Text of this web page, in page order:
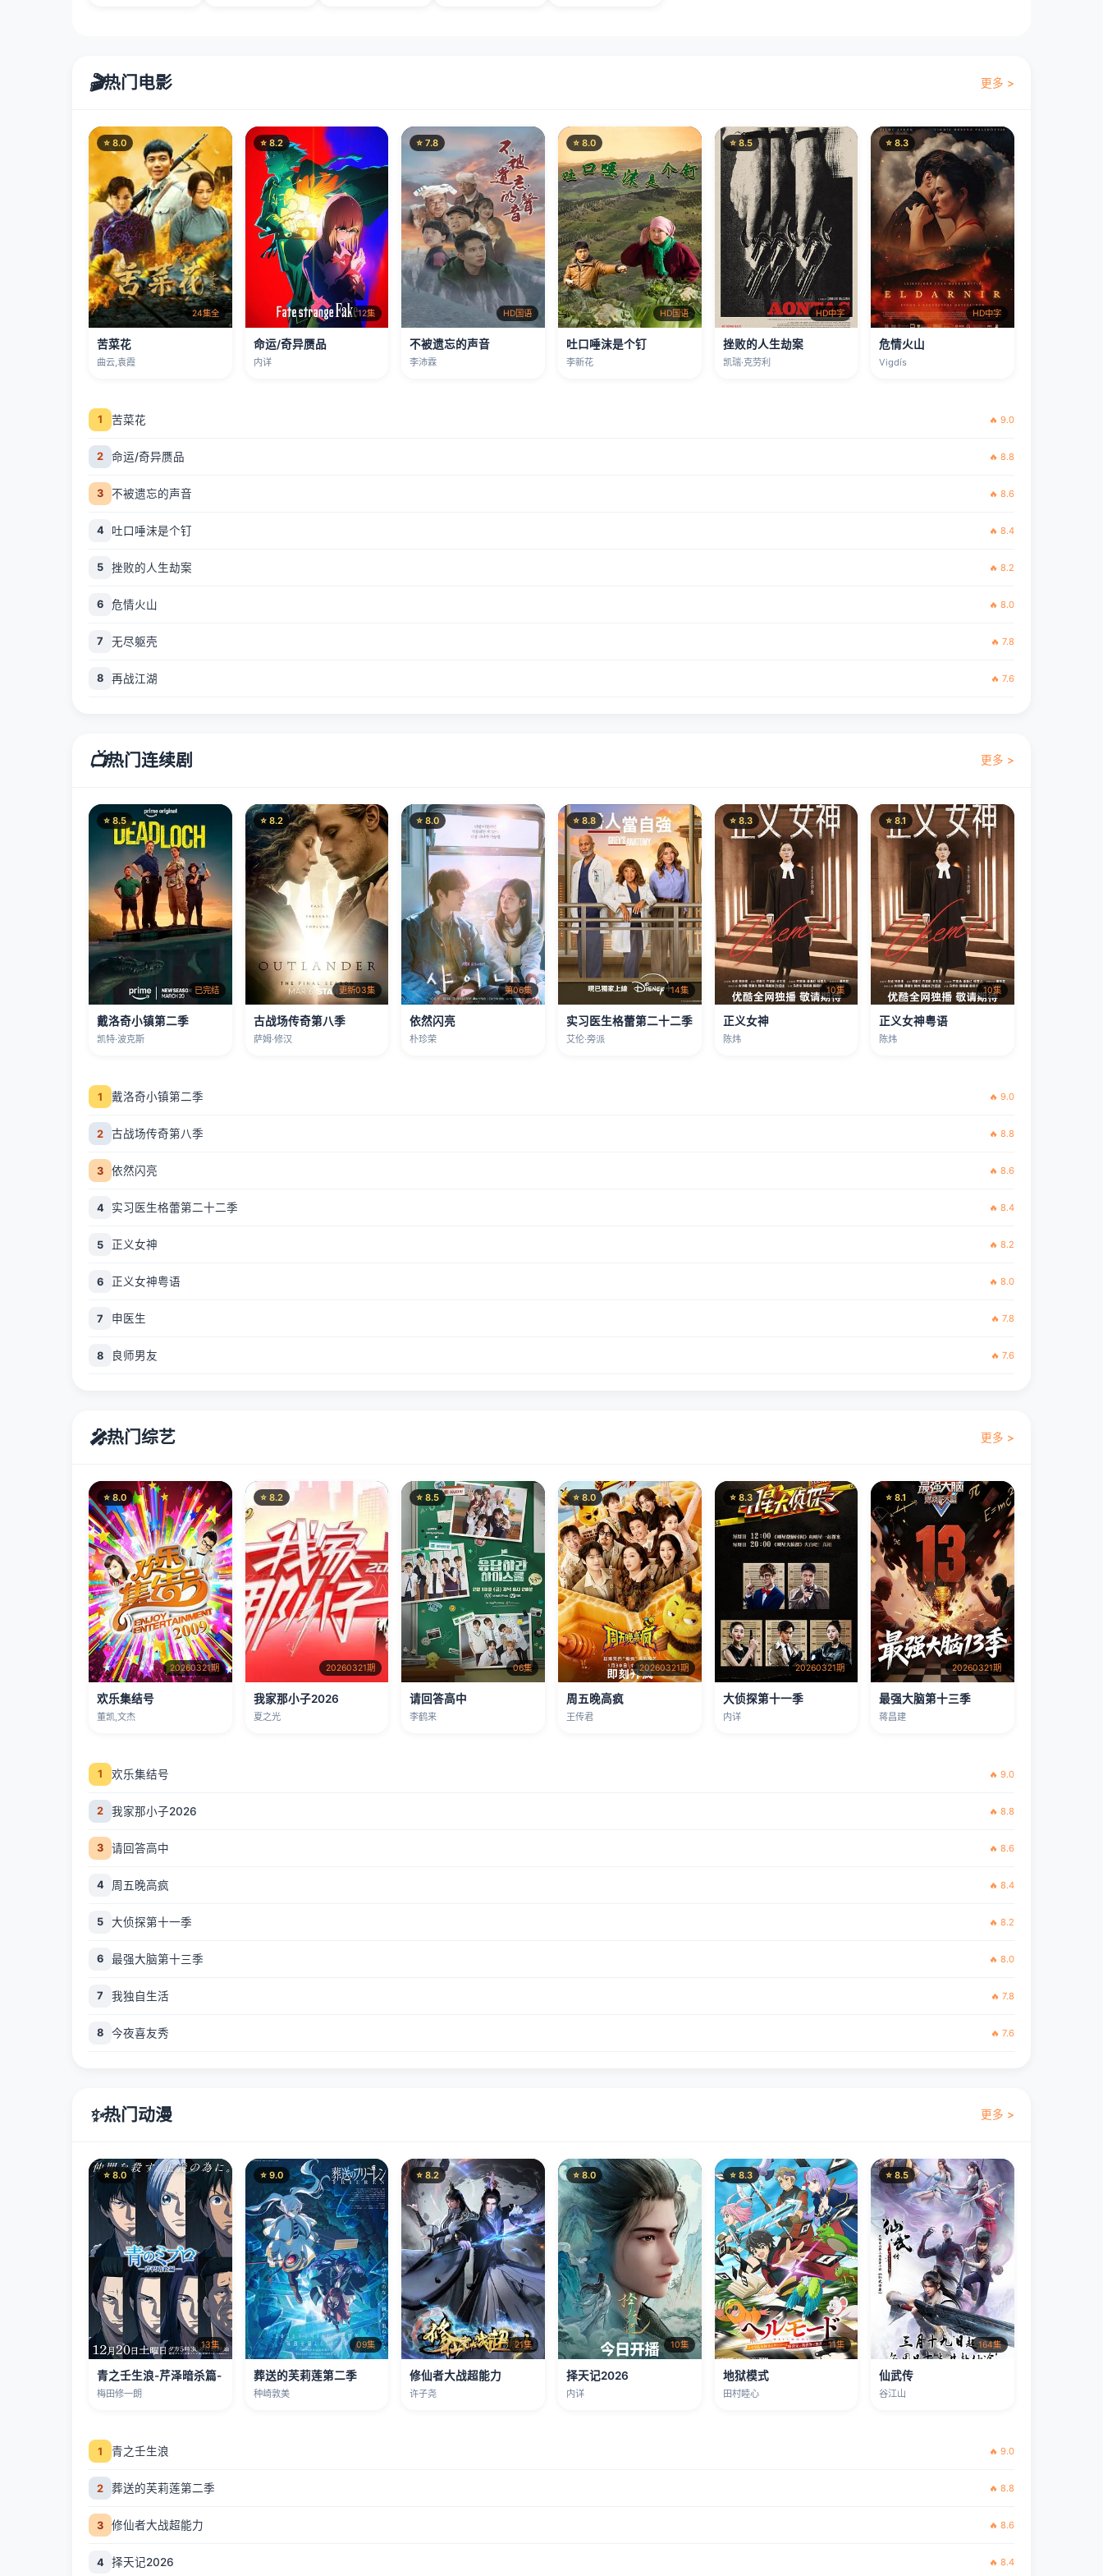
🎬热门电影 更多 >
⭐ 8.0
24集全
苦菜花
曲云,袁霞
⭐ 8.2
12集
命运/奇异赝品
内详
⭐ 7.8
HD国语
不被遗忘的声音
李沛霖
⭐ 8.0
HD国语
吐口唾沫是个钉
李新花
⭐ 8.5
HD中字
挫败的人生劫案
凯瑞·克劳利
⭐ 8.3
HD中字
危情火山
Vigdís
1 苦菜花 🔥 9.0
2 命运/奇异赝品 🔥 8.8
3 不被遗忘的声音 🔥 8.6
4 吐口唾沫是个钉 🔥 8.4
5 挫败的人生劫案 🔥 8.2
6 危情火山 🔥 8.0
7 无尽躯壳 🔥 7.8
8 再战江湖 🔥 7.6
📺热门连续剧 更多 >
⭐ 8.5
已完结
戴洛奇小镇第二季
凯特·波克斯
⭐ 8.2
更新03集
古战场传奇第八季
萨姆·修汉
⭐ 8.0
第06集
依然闪亮
朴珍荣
⭐ 8.8
14集
实习医生格蕾第二十二季
艾伦·旁派
⭐ 8.3
10集
正义女神
陈炜
⭐ 8.1
10集
正义女神粤语
陈炜
1 戴洛奇小镇第二季 🔥 9.0
2 古战场传奇第八季 🔥 8.8
3 依然闪亮 🔥 8.6
4 实习医生格蕾第二十二季 🔥 8.4
5 正义女神 🔥 8.2
6 正义女神粤语 🔥 8.0
7 申医生 🔥 7.8
8 良师男友 🔥 7.6
🎤热门综艺 更多 >
⭐ 8.0
20260321期
欢乐集结号
董凯,文杰
⭐ 8.2
20260321期
我家那小子2026
夏之光
⭐ 8.5
06集
请回答高中
李鹤来
⭐ 8.0
20260321期
周五晚高疯
王传君
⭐ 8.3
20260321期
大侦探第十一季
内详
⭐ 8.1
20260321期
最强大脑第十三季
蒋昌建
1 欢乐集结号 🔥 9.0
2 我家那小子2026 🔥 8.8
3 请回答高中 🔥 8.6
4 周五晚高疯 🔥 8.4
5 大侦探第十一季 🔥 8.2
6 最强大脑第十三季 🔥 8.0
7 我独自生活 🔥 7.8
8 今夜喜友秀 🔥 7.6
✨热门动漫 更多 >
⭐ 8.0
13集
青之壬生浪-芹泽暗杀篇-
梅田修一朗
⭐ 9.0
09集
葬送的芙莉莲第二季
种崎敦美
⭐ 8.2
21集
修仙者大战超能力
许子尧
⭐ 8.0
10集
择天记2026
内详
⭐ 8.3
11集
地狱模式
田村睦心
⭐ 8.5
164集
仙武传
谷江山
1 青之壬生浪 🔥 9.0
2 葬送的芙莉莲第二季 🔥 8.8
3 修仙者大战超能力 🔥 8.6
4 择天记2026 🔥 8.4